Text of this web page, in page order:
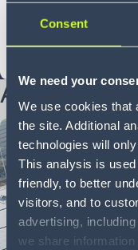
Consent
We need your
We use cookies that
the site. Additional
technologies will
This analysis is
friendly, to better
visitors, and to
advertising,
we share
Whitepaper